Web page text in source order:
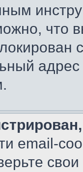
что
адрес
email-